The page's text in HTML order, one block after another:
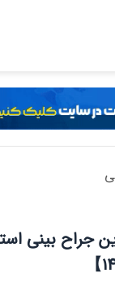
بهترین جراح بینی